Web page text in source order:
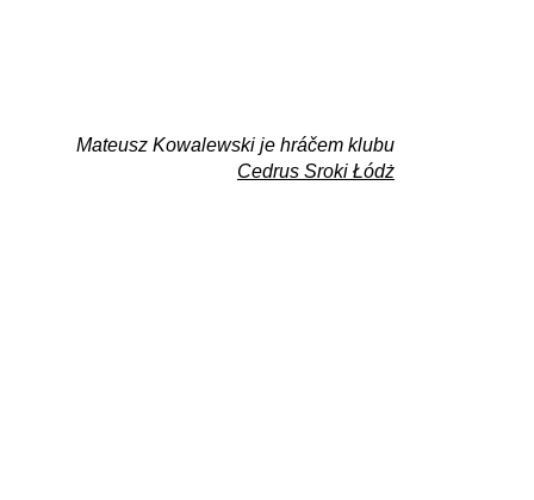
Mateusz Kowalewski je hráčem klubu
Cedrus Sroki Łódż